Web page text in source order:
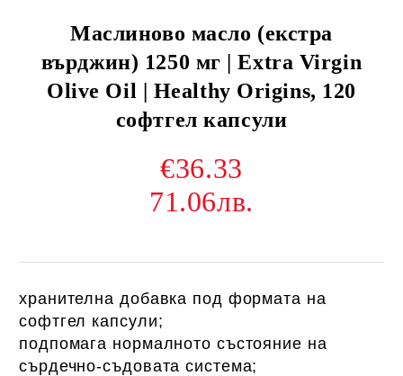
Маслиново масло (екстра
върджин) 1250 мг | Extra Virgin
Olive Oil | Healthy Origins, 120
софтгел капсули
€36.33
71.06лв.
хранителна добавка под формата на
софтгел капсули;
подпомага нормалното състояние на
сърдечно-съдовата система;